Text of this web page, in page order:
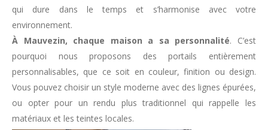
qui dure dans le temps et s’harmonise avec votre
environnement.
À Mauvezin, chaque maison a sa personnalité. C’est
pourquoi nous proposons des portails entièrement
personnalisables, que ce soit en couleur, finition ou design.
Vous pouvez choisir un style moderne avec des lignes épurées,
ou opter pour un rendu plus traditionnel qui rappelle les
matériaux et les teintes locales.